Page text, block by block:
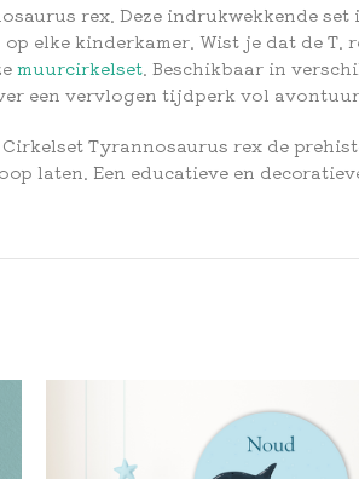
rex. Deze indrukwekkende
elke kinderkamer. Wist je dat de T.
muurcirkelset . Beschikbaar in
een vervlogen tijdperk vol avontuur.
Tyrannosaurus rex de
laten. Een educatieve en